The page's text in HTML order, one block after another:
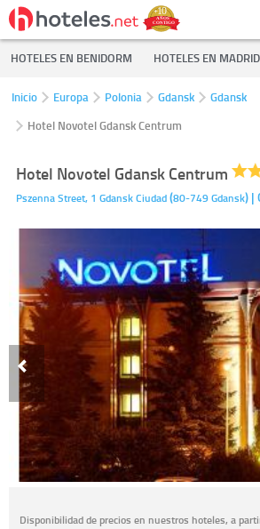
HOTELES EN BENIDORM HOTELES EN MADRID
Inicio Europa Polonia Gdansk
Gdansk
Hotel Novotel Gdansk Centrum
Hotel Novotel Gdansk Centrum
Pszenna Street, 1 Gdansk Ciudad(80-749Gdansk) |
Disponibilidad de precios en nuestros hoteles, a